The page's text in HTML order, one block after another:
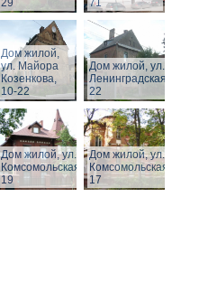
29
71
Дом жилой,
ул. Майора
Козенкова,
10-22
Дом жилой, ул.
Ленинградская,
22
Дом жилой, ул.
Комсомольская,
19
Дом жилой, ул.
Комсомольская,
17